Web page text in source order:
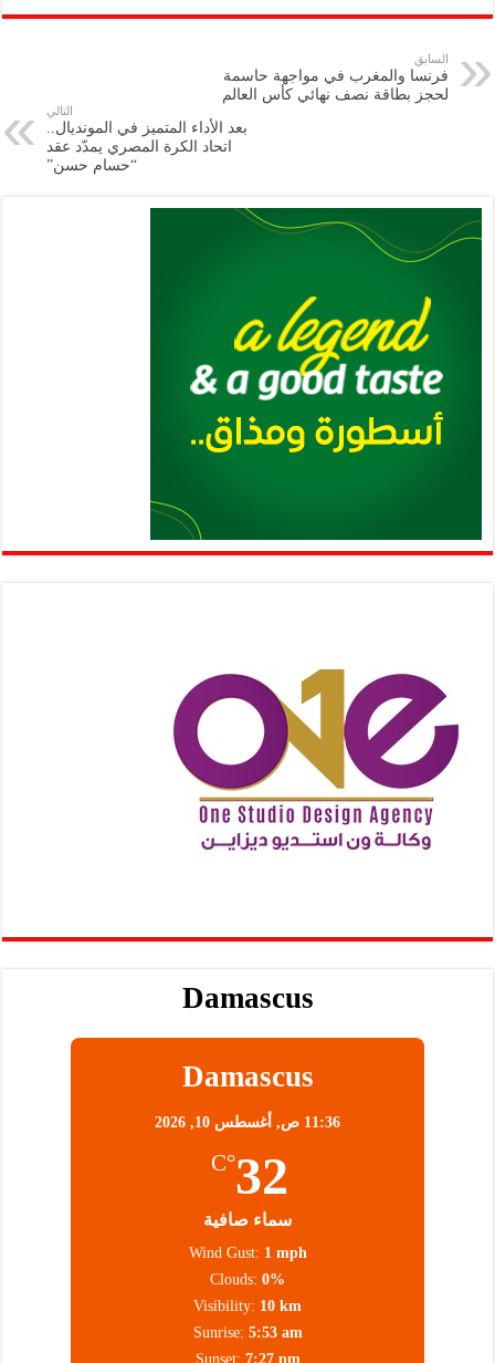
p
y
Li
eb
k
tt
nt
at
A
p
gr
ai
ar
السابق
فرنسا والمغرب في مواجهة حاسمة
لحجز بطاقة نصف نهائي كأس العالم
التالي
بعد الأداء المتميز في المونديال..
اتحاد الكرة المصري يمدّد عقد
“حسام حسن”
Damascus
Damascus
11:36 ص, أغسطس 10, 2026
32
°C
سماء صافية
Wind Gust: 1 mph
Clouds: 0%
Visibility: 10 km
Sunrise: 5:53 am
Sunset: 7:27 pm